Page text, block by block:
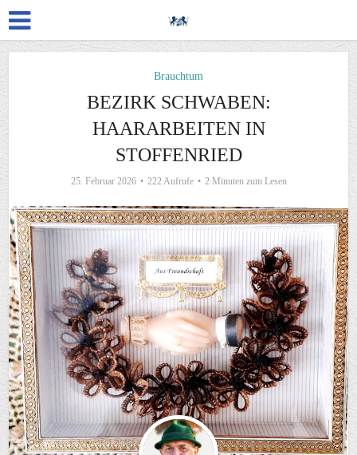
Brauchtum
BEZIRK SCHWABEN:
HAARARBEITEN IN
STOFFENRIED
25. Februar 2026 222 Aufrufe 2 Minuten zum Lesen